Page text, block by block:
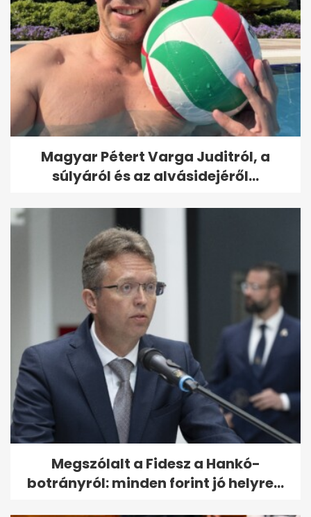
Magyar Pétert Varga Juditról, a
súlyáról és az alvásidejéről...
Megszólalt a Fidesz a Hankó-
botrányról: minden forint jó helyre...